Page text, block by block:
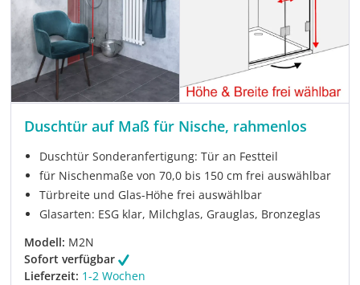
Duschtür auf Maß für Nische, rahmenlos
Duschtür Sonderanfertigung: Tür an Festteil
für Nischenmaße von 70,0 bis 150 cm frei auswählbar
Türbreite und Glas-Höhe frei auswählbar
Glasarten: ESG klar, Milchglas, Grauglas, Bronzeglas
Modell: M2N
Sofort verfügbar
Lieferzeit: 1-2 Wochen